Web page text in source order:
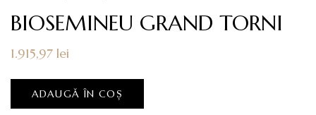
BIOSEMINEU GRAND TORNI
1.915,97 lei
ADAUGĂ ÎN COȘ